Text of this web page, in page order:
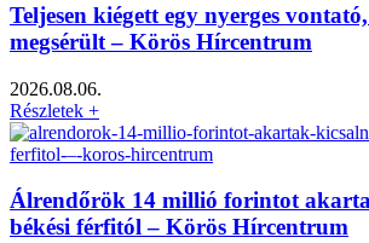
Teljesen kiégett egy nyerges
megsérült – Körös Hírcentrum
2026.08.06.
Részletek +
Álrendőrök 14 millió forintot
békési férfitól – Körös Hírcentrum